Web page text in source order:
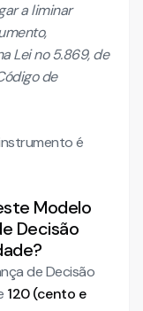
a liminar
Lei no5.869, de
de
é
Modelo
Decisão
de Decisão
120 (cento e